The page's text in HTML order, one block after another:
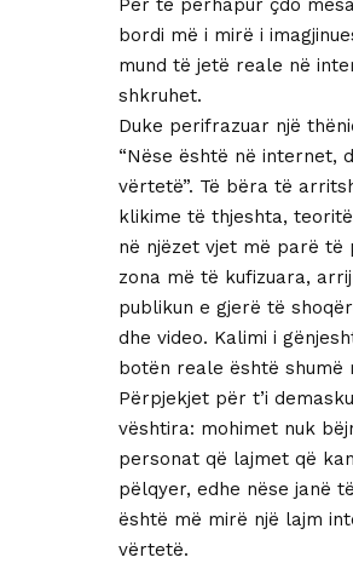
Për të përhapur çdo
bordi më i mirë i
mund të jetë reale në
shkruhet.
Duke perifrazuar një
“Nëse është në internet,
vërtetë”. Të bëra të
klikime të thjeshta,
në njëzet vjet më parë të
zona më të kufizuara,
publikun e gjerë të
dhe video. Kalimi i
botën reale është shumë
Përpjekjet për t’i
vështira: mohimet nuk
personat që lajmet që
pëlqyer, edhe nëse janë
është më mirë një lajm
vërtetë.